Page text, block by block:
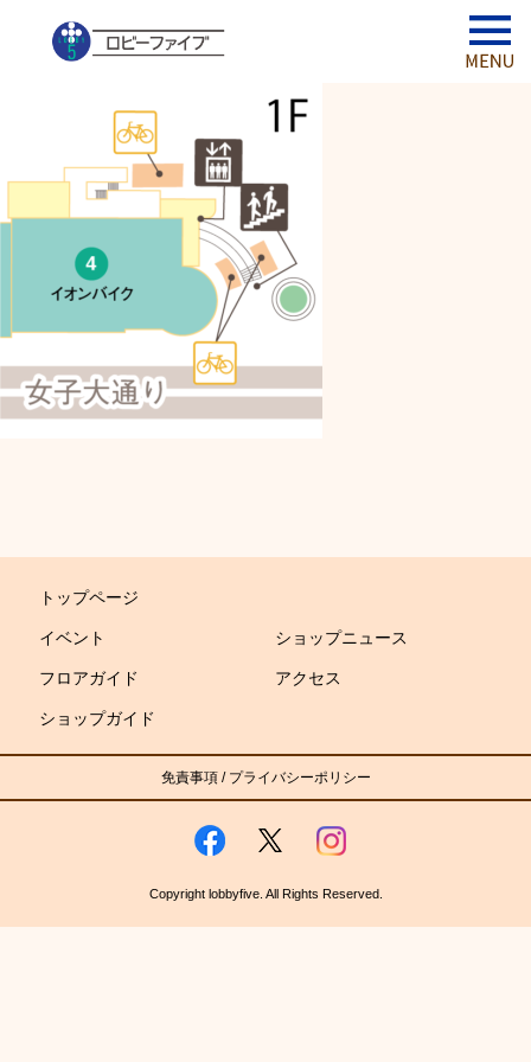
トップページ
イベント ショップニュース
フロアガイド アクセス
ショップガイド
免責事項/ プライバシーポリシー
Copyright lobbyfive. All Rights Reserved.